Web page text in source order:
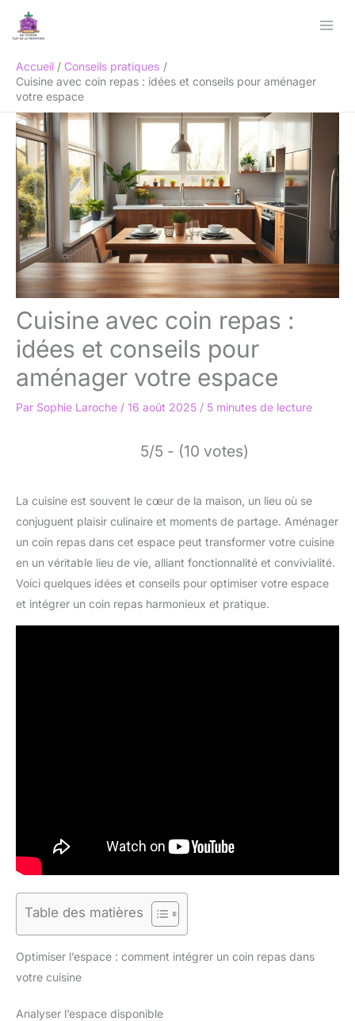
Accueil
Conseils pratiques
Cuisine avec coin repas : idées et conseils pour aménager
votre espace
Cuisine avec coin repas :
idées et conseils pour
aménager votre espace
Par Sophie Laroche / 16 août 2025 / 5 minutes de lecture
5/5 - (10 votes)
La cuisine est souvent le cœur de la maison, un lieu où se
conjuguent plaisir culinaire et moments de partage. Aménager
un coin repas dans cet espace peut transformer votre cuisine
en un véritable lieu de vie, alliant fonctionnalité et convivialité.
Voici quelques idées et conseils pour optimiser votre espace
et intégrer un coin repas harmonieux et pratique.
Table des matières
Optimiser l’espace : comment intégrer un coin repas dans
votre cuisine
Analyser l’espace disponible
Rechercher